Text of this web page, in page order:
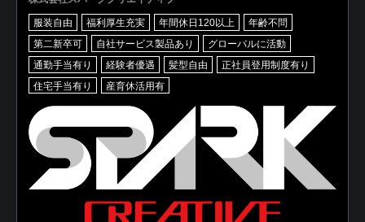
服装自由 福利厚生充実 年間休日120以上
年齢不問
第二新卒可
自社サービス製品あり
グローバルに活動
通勤手当有り
経験者優遇 髪型自由
正社員登用制度有り
住宅手当有り
産育休活用有